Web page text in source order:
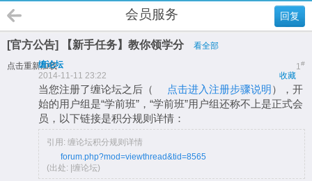
回复
会员服务
[官方公告] 【新手任务】教你领学分 看全部
点击重新加载 1#
缠论坛
收藏
2014-11-11 23:22
当您注册了缠论坛之后（ 点击进入注册步骤说明 ），开
始的用户组是“学前班”，“学前班”用户组还称不上是正式会
员，以下链接是积分规则详情：
引用: 缠论坛积分规则详情
forum.php?mod=viewthread&tid=8565
(出处: |缠论坛)